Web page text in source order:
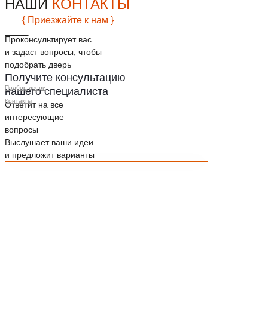
Проконсультирует вас
и задаст вопросы, чтобы
подобрать дверь
Получите консультацию
нашего специалиста
Ответит на все
интересующие
вопросы
Выслушает ваши идеи
и предложит варианты
НАШИ КОНТАКТЫ
{ Приезжайте к нам }
Подбор двери
Контакты